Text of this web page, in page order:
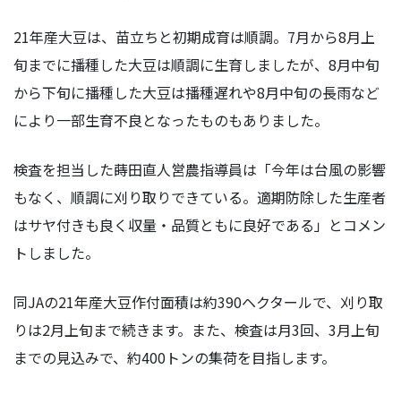
21年産大豆は、苗立ちと初期成育は順調。7月から8月上
旬までに播種した大豆は順調に生育しましたが、8月中旬
から下旬に播種した大豆は播種遅れや8月中旬の長雨など
により一部生育不良となったものもありました。
検査を担当した蒔田直人営農指導員は「今年は台風の影響
もなく、順調に刈り取りできている。適期防除した生産者
はサヤ付きも良く収量・品質ともに良好である」とコメン
トしました。
同JAの21年産大豆作付面積は約390ヘクタールで、刈り取
りは2月上旬まで続きます。また、検査は月3回、3月上旬
までの見込みで、約400トンの集荷を目指します。